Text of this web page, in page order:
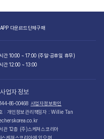
업자 정보
86-00468 사업자정보확인
개인정보관리책임자 : Willie Tan
관 12층 (주)스케쳐스코리아
케쳐스코리아에 있으며,
APP 다운로드단체구매
간 10:00 ~ 17:00 (주말·공휴일 휴무)
간 12:00 ~ 13:00